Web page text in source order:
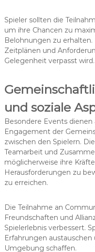
Spieler sollten die
um ihre Chancen zu
Belohnungen zu
Zeitplänen und
Gelegenheit verpasst wird.
und soziale
Besondere Events dienen
Engagement der
zwischen den Spielern.
Teamarbeit und
möglicherweise ihre
Herausforderungen zu
zu erreichen.
Die Teilnahme an
Freundschaften und
Spielerlebnis verbessert.
Erfahrungen
Umgebung schaffen.